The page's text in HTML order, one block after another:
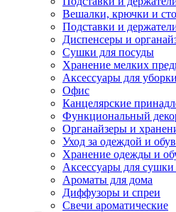
Вешалки, крючки и
Подставки и
Диспенсеры и
Сушки для посуды
Хранение мелких
Аксессуары для уборки
Офис
Канцелярские
Функциональный
Органайзеры и
Уход за одеждой и
Хранение одежды и
Аксессуары для сушки
Ароматы для дома
Диффузоры и спреи
Свечи ароматические